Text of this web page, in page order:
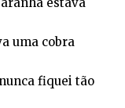
uma cobra
fiquei tão